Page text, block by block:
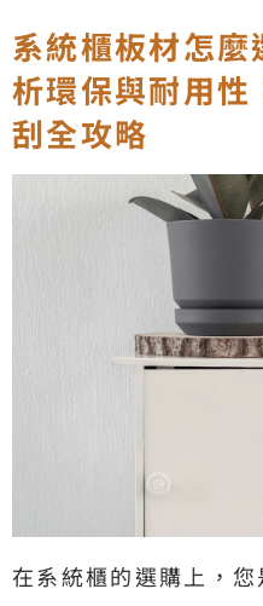
系統櫃板材怎
析環保與耐用
刮全攻略
在系統櫃的選購上，